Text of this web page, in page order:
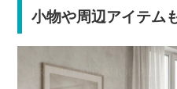
小物や周辺アイテム